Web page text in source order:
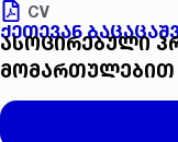
CV
ქეთევან
ასოცირებული
მომართულებით